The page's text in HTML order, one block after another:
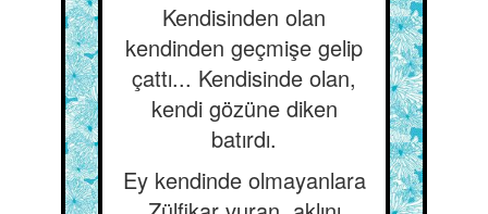
Kendisinden olan
kendinden geçmişe gelip
çattı... Kendisinde olan,
kendi gözüne diken
batırdı.
Ey kendinde olmayanlara